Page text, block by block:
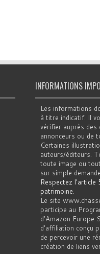
INFORMATIONS
Les informations
à titre indicatif. Il
vérifier auprès des
annonceurs ou de
Certaines
auteurs/éditeurs.
toute image ou
sur simple
Respectez l'article
patrimoine
Le site
participe au
d’Amazon Europe
d’affiliation conçu
de percevoir une
création de liens